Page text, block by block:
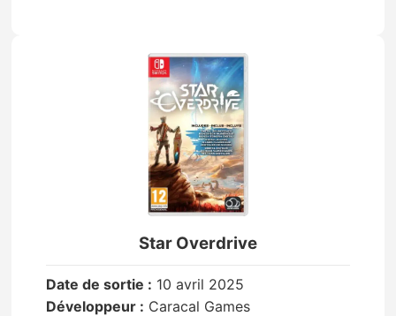
Star Overdrive
Date de sortie : 10 avril 2025
Développeur : Caracal Games